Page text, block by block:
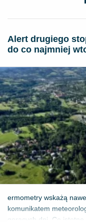
Alert drugiego
do co najmniej
ermometry wskażą
komunikatem
gorących dni. Co